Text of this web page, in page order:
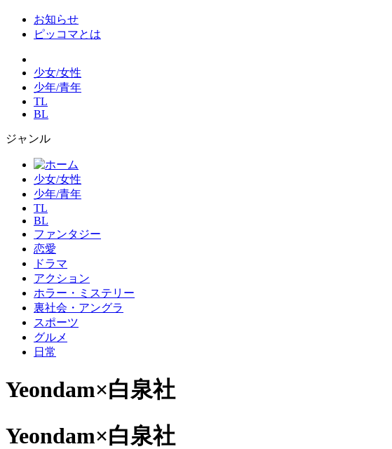
お知らせ
ピッコマとは
少女/女性
少年/青年
TL
BL
ジャンル
少女/女性
少年/青年
TL
BL
ファンタジー
恋愛
ドラマ
アクション
ホラー・ミステリー
裏社会・アングラ
スポーツ
グルメ
日常
Yeondam×白泉社
Yeondam×白泉社